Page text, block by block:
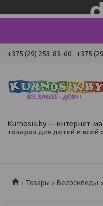
+375 (29) 253-83-60 +375
Kurnosik.by — интернет-
товаров для детей и всей
Товары Велосипеды